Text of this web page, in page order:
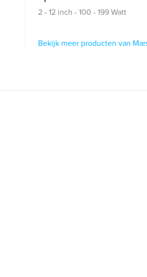
2 - 12 inch - 100 - 199 Watt
Bekijk meer producten van